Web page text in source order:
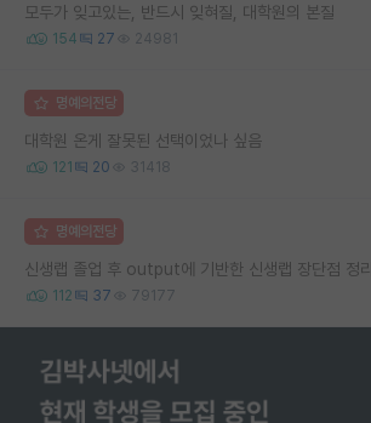
모두가 잊고있는, 반드시 잊혀질, 대학원의 본질
154 27 24981
명예의전당
대학원 온게 잘못된 선택이었나 싶음
121 20 31418
명예의전당
신생랩 졸업 후 output에 기반한 신생랩 장단점 정리
112 37 79177